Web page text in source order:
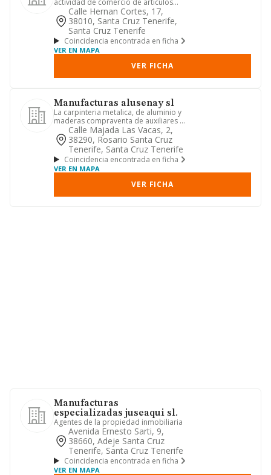
actividad de comercio de articulos
deportivos, la distribucion, im...
Calle Hernan Cortes, 17,
38010, Santa Cruz Tenerife,
Santa Cruz Tenerife
Coincidencia encontrada en ficha
VER EN MAPA
VER FICHA
Manufacturas alusenay sl
La carpinteria metalica, de aluminio y
maderas compraventa de auxiliares de
aluminio, como herrajes...
Calle Majada Las Vacas, 2,
38290, Rosario Santa Cruz
Tenerife, Santa Cruz Tenerife
Coincidencia encontrada en ficha
VER EN MAPA
VER FICHA
Manufacturas
especializadas juseaqui sl.
Agentes de la propiedad inmobiliaria
Avenida Ernesto Sarti, 9,
38660, Adeje Santa Cruz
Tenerife, Santa Cruz Tenerife
Coincidencia encontrada en ficha
VER EN MAPA